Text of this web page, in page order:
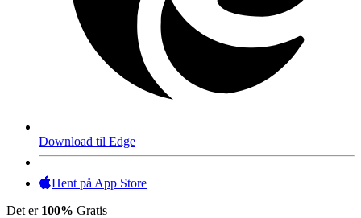
Download til Edge
Hent på App Store
Det er 100% Gratis